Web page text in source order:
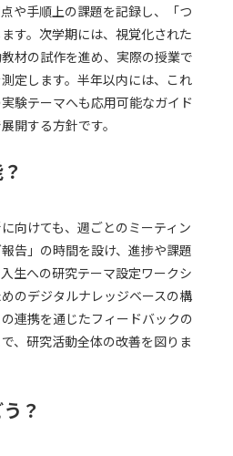
や手順上の課題を記録し、「つ
す。次学期には、視覚化された
材の試作を進め、実際の授業で
定します。半年以内には、これ
験テーマへも応用可能なガイド
開する方針です。
向けても、週ごとのミーティン
告」の時間を設け、進捗や課題
生への研究テーマ設定ワークシ
のデジタルナレッジベースの構
連携を通じたフィードバックの
、研究活動全体の改善を図りま
？